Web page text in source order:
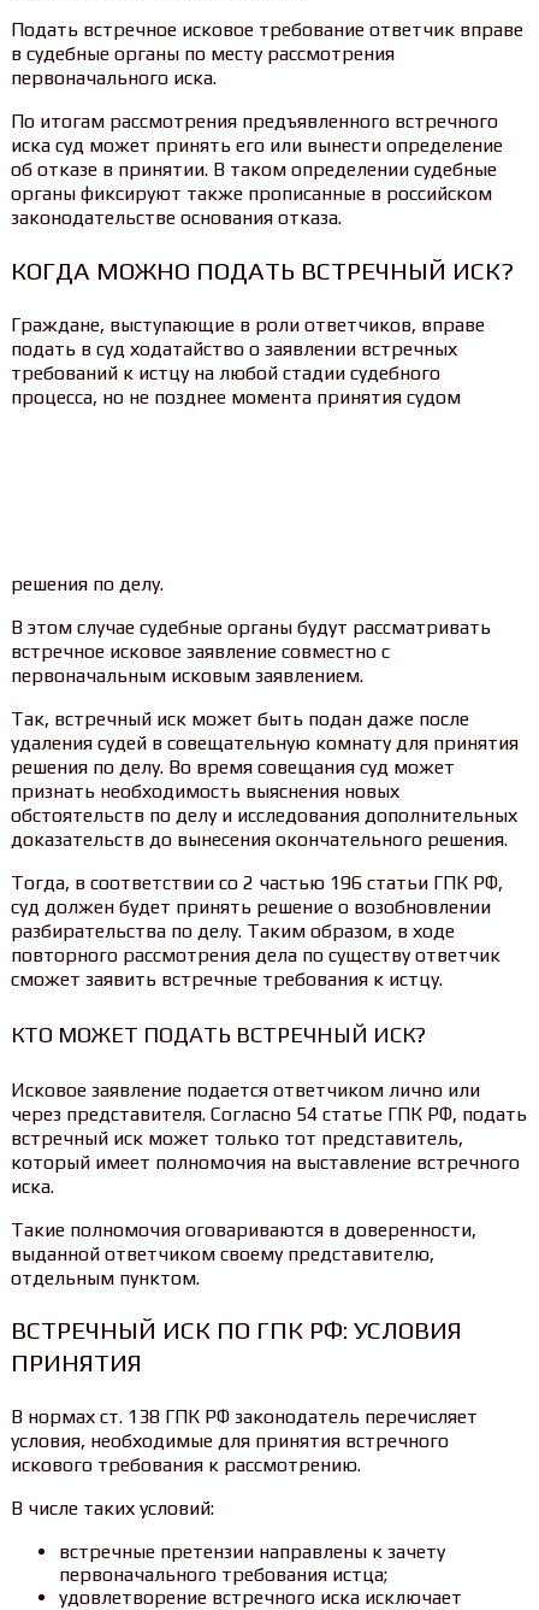
Подать встречное исковое требование ответчик вправе
в судебные органы по месту рассмотрения
первоначального иска.
По итогам рассмотрения предъявленного встречного
иска суд может принять его или вынести определение
об отказе в принятии. В таком определении судебные
органы фиксируют также прописанные в российском
законодательстве основания отказа.
КОГДА МОЖНО ПОДАТЬ ВСТРЕЧНЫЙ ИСК?
Граждане, выступающие в роли ответчиков, вправе
подать в суд ходатайство о заявлении встречных
требований к истцу на любой стадии судебного
процесса, но не позднее момента принятия судом
решения по делу.
В этом случае судебные органы будут рассматривать
встречное исковое заявление совместно с
первоначальным исковым заявлением.
Так, встречный иск может быть подан даже после
удаления судей в совещательную комнату для принятия
решения по делу. Во время совещания суд может
признать необходимость выяснения новых
обстоятельств по делу и исследования дополнительных
доказательств до вынесения окончательного решения.
Тогда, в соответствии со 2 частью 196 статьи ГПК РФ,
суд должен будет принять решение о возобновлении
разбирательства по делу. Таким образом, в ходе
повторного рассмотрения дела по существу ответчик
сможет заявить встречные требования к истцу.
КТО МОЖЕТ ПОДАТЬ ВСТРЕЧНЫЙ ИСК?
Исковое заявление подается ответчиком лично или
через представителя. Согласно 54 статье ГПК РФ, подать
встречный иск может только тот представитель,
который имеет полномочия на выставление встречного
иска.
Такие полномочия оговариваются в доверенности,
выданной ответчиком своему представителю,
отдельным пунктом.
ВСТРЕЧНЫЙ ИСК ПО ГПК РФ: УСЛОВИЯ
ПРИНЯТИЯ
В нормах ст. 138 ГПК РФ законодатель перечисляет
условия, необходимые для принятия встречного
искового требования к рассмотрению.
В числе таких условий:
встречные претензии направлены к зачету
первоначального требования истца;
удовлетворение встречного иска исключает